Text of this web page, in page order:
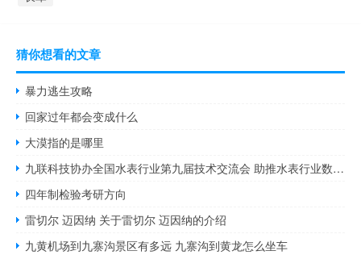
猜你想看的文章
暴力逃生攻略
回家过年都会变成什么
大漠指的是哪里
九联科技协办全国水表行业第九届技术交流会 助推水表行业数字化发展
四年制检验考研方向
雷切尔 迈因纳 关于雷切尔 迈因纳的介绍
九黄机场到九寨沟景区有多远 九寨沟到黄龙怎么坐车